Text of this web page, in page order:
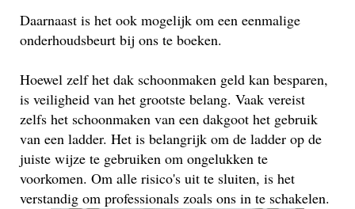
Daarnaast is het ook mogelijk om een eenmalige
onderhoudsbeurt bij ons te boeken.
Hoewel zelf het dak schoonmaken geld kan besparen,
is veiligheid van het grootste belang. Vaak vereist
zelfs het schoonmaken van een dakgoot het gebruik
van een ladder. Het is belangrijk om de ladder op de
juiste wijze te gebruiken om ongelukken te
voorkomen. Om alle risico's uit te sluiten, is het
verstandig om professionals zoals ons in te schakelen.